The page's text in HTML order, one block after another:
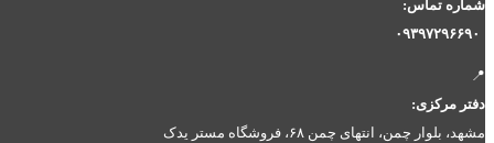
شماره تماس:
۰۹۳۹۷۲۹۶۶۹۰
📍
دفتر مرکزی:
مشهد، بلوار چمن، انتهای چمن ۶۸، فروشگاه مستر یدک